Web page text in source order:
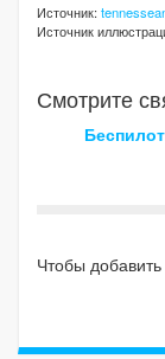
Источник:
Источник
Смотрите
Чтобы